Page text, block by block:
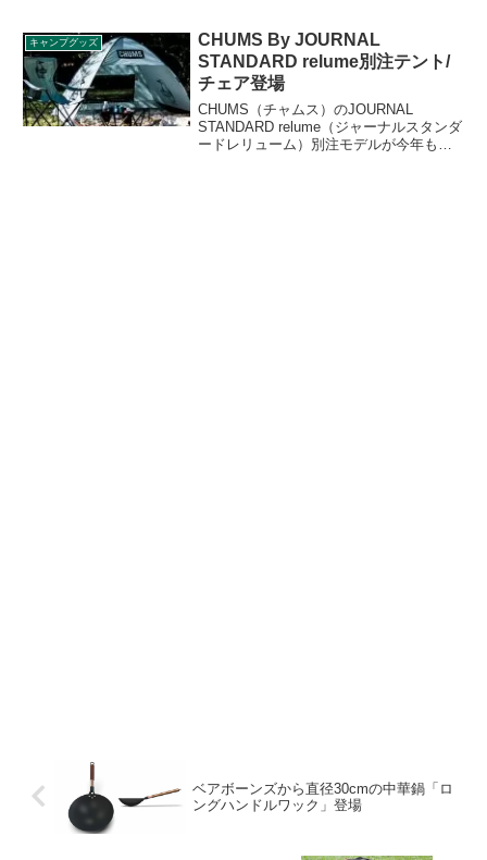
ため、実物の様子をレビューします。
キャンプグッズ
CHUMS By JOURNAL
STANDARD relume別注テント/
チェア登場
CHUMS（チャムス）のJOURNAL
STANDARD relume（ジャーナルスタンダ
ードレリューム）別注モデルが今年も登
ベアボーンズから直径30cmの中華鍋「ロ
ングハンドルワック」登場